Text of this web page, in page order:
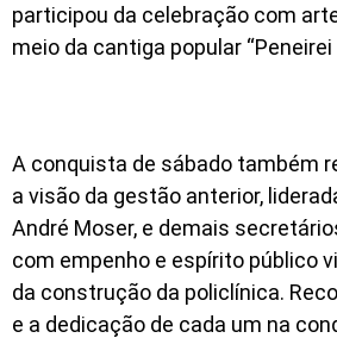
participou da celebração com
meio da cantiga popular “Peneirei
A conquista de sábado também
a visão da gestão anterior,
André Moser, e demais
com empenho e espírito público
da construção da policlínica.
e a dedicação de cada um na